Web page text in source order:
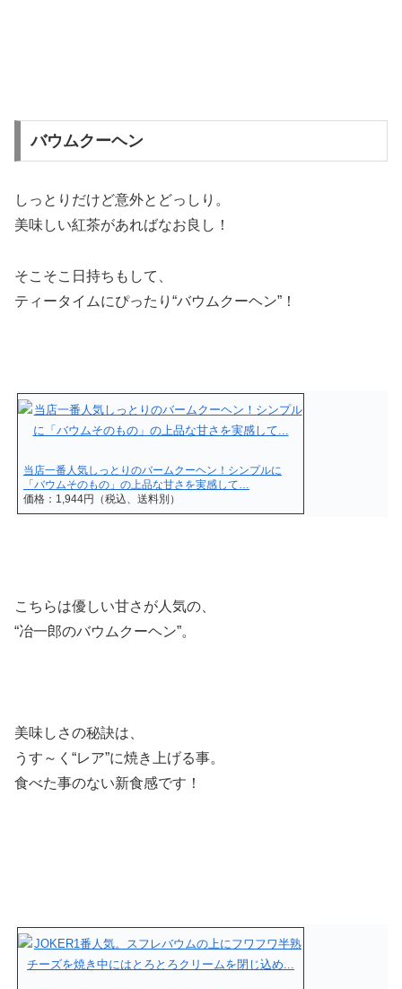
バウムクーヘン
しっとりだけど意外とどっしり。
美味しい紅茶があればなお良し！
そこそこ日持ちもして、
ティータイムにぴったり “バウムクーヘン”！
当店一番人気しっとりのバームクーヘン！シンプルに
「バウムそのもの」の上品な甘さを実感して…
価格：1,944円（税込、送料別）
こちらは優しい甘さが人気の、
“冶一郎のバウムクーヘン”。
美味しさの秘訣は、
うす～く“レア”に焼き上げる事。
食べた事のない新食感です！